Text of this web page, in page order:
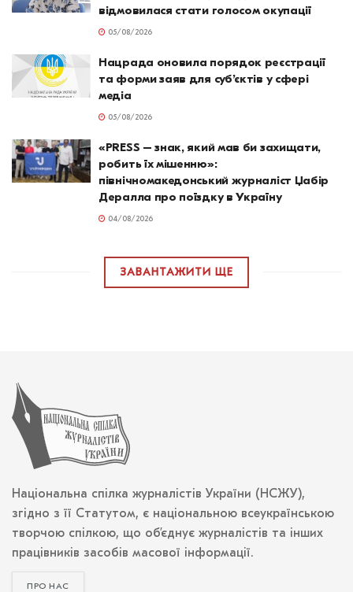
відмовилася стати голосом окупації
05/08/2026
Нацрада оновила порядок реєстрації
та форми заяв для суб’єктів у сфері
медіа
05/08/2026
«PRESS – знак, який мав би захищати,
робить їх мішенню»:
північномакедонський журналіст Џабір
Дералла про поїздку в Україну
04/08/2026
ЗАВАНТАЖИТИ ЩЕ
Національна спілка журналістів України (НСЖУ),
згідно з її Статутом, є національною всеукраїнською
творчою спілкою, що об’єднує журналістів та інших
працівників засобів масової інформації.
ПРО НАС